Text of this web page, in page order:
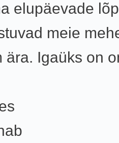
elupäevade
meie
ära. Igaüks on